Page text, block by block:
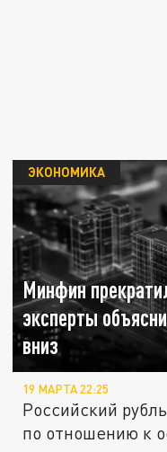
Минфин
эксперты
вниз
ЭКОНОМИКА
19 МАРТА 22:25
Российский
по отношению к